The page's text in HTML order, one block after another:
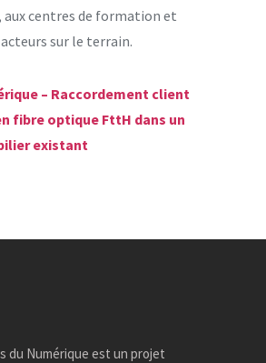
centres de formation et
sur le terrain.
– Raccordement client
fibre optique FttH dans un
existant
du Numérique est un projet